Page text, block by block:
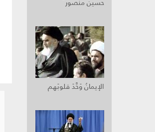
حسين منصور
الإيمانُ وَحَّدَ قلوبَهم